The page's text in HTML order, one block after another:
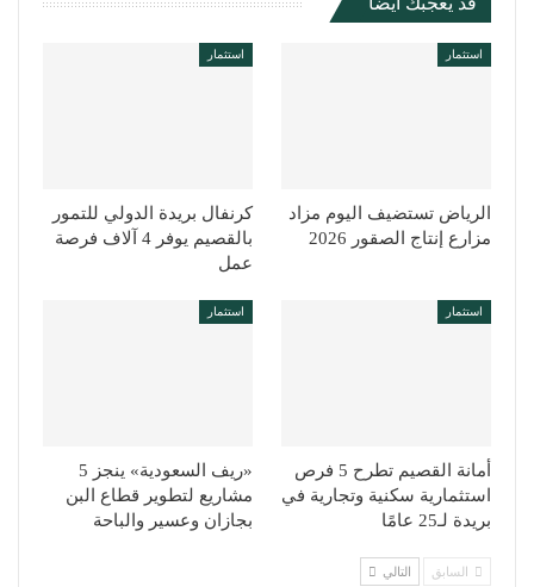
استثمار
الرياض تستضيف اليوم مزاد
مزارع إنتاج الصقور 2026
استثمار
كرنفال بريدة الدولي للتمور
بالقصيم يوفر 4 آلاف فرصة
عمل
استثمار
أمانة القصيم تطرح 5 فرص
استثمارية سكنية وتجارية في
بريدة لـ25 عامًا
استثمار
«ريف السعودية» ينجز 5
مشاريع لتطوير قطاع البن
بجازان وعسير والباحة
السابق التالي